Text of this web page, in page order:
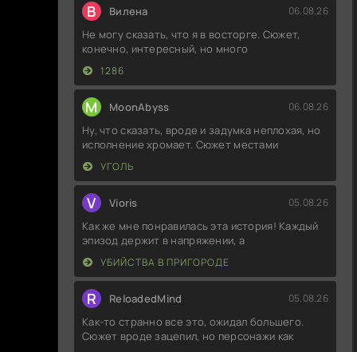
В Вилена 06.08.26
Не могу сказать, что я в восторге. Сюжет,
конечно, интересный, но много
1286
M MoonAbyss 06.08.26
Ну, что сказать, вроде и задумка неплохая, но
исполнение хромает. Сюжет местами
УГОЛЬ
V Vioris 05.08.26
Как же мне понравилась эта история! Каждый
эпизод держит в напряжении, а
УБИЙСТВА В ПРИГОРОДЕ
R ReloadedMind 05.08.26
Как-то странно все это, ожидал большего.
Сюжет вроде зацепил, но персонажи как